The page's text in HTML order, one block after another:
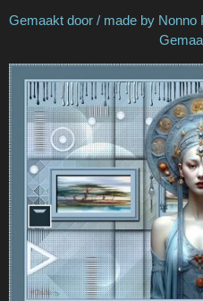
Gemaakt door /
Gemaakt door /